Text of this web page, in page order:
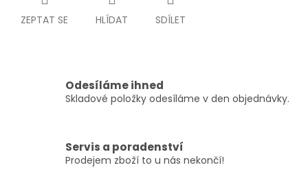
ZEPTAT SE HLÍDAT SDÍLET
Odesíláme ihned
Skladové položky odesíláme v den objednávky.
Servis a poradenství
Prodejem zboží to u nás nekončí!